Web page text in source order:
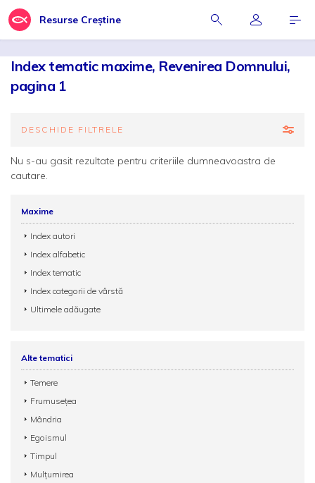
Resurse Creștine
Index tematic maxime, Revenirea Domnului,
pagina 1
DESCHIDE FILTRELE
Nu s-au gasit rezultate pentru criteriile dumneavoastra de
cautare.
Maxime
Index autori
Index alfabetic
Index tematic
Index categorii de vârstă
Ultimele adăugate
Alte tematici
Temere
Frumusețea
Mândria
Egoismul
Timpul
Mulțumirea